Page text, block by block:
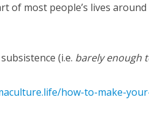
of most people’s lives
(i.e. barely enough
how-to-make-